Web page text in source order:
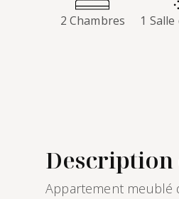
Description
Appartement meublé
2 Chambres 1